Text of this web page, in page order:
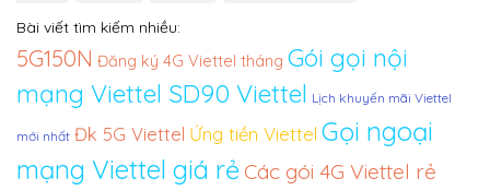
Bài viết tìm kiếm nhiều:
5G150N Đăng ký 4G Viettel tháng Gói gọi nội
mạng Viettel SD90 Viettel Lịch khuyến mãi Viettel
mới nhất Đk 5G Viettel Ứng tiền Viettel Gọi ngoại
mạng Viettel giá rẻ Các gói 4G Viettel rẻ